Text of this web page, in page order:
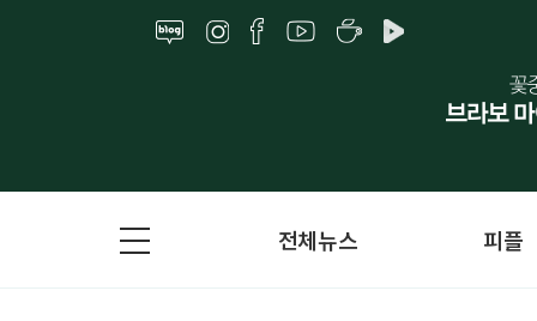
전체뉴스 피플